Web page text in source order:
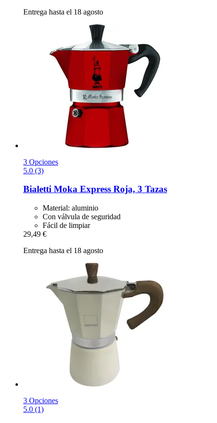
Entrega hasta el 18 agosto
3 Opciones
5.0 (3)
Bialetti Moka Express Roja, 3 Tazas
Material: aluminio
Con válvula de seguridad
Fácil de limpiar
29,49 €
Entrega hasta el 18 agosto
3 Opciones
5.0 (1)